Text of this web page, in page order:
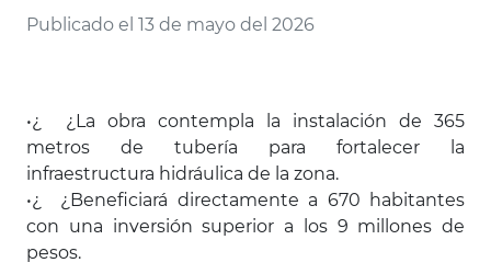
Publicado el 13 de mayo del 2026
•¿ ¿La obra contempla la instalación de 365
metros de tubería para fortalecer la
infraestructura hidráulica de la zona.
•¿ ¿Beneficiará directamente a 670 habitantes
con una inversión superior a los 9 millones de
pesos.